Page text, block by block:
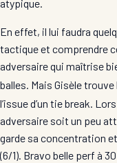
atypique.
En effet, il lui faudra
tactique et comprendre
adversaire qui maîtrise
balles. Mais Gisèle
l’issue d’un tie break.
adversaire soit un peu
garde sa concentration
(6/1). Bravo belle perf à